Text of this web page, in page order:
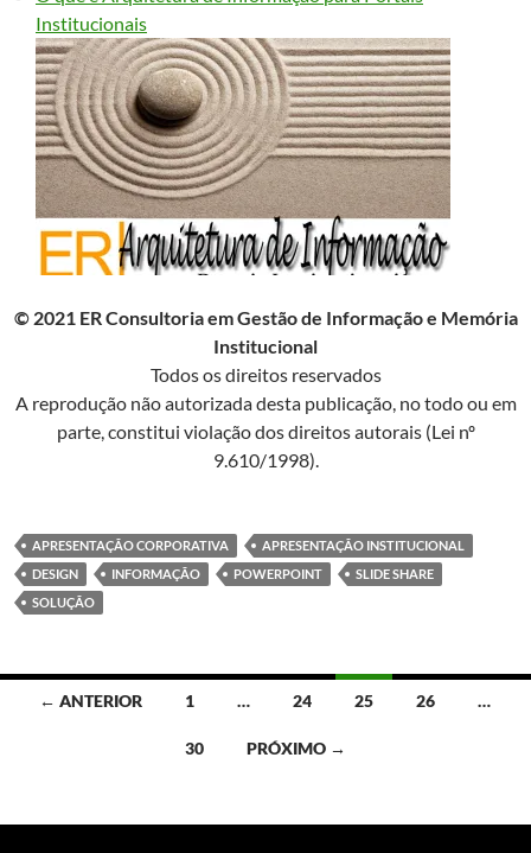
Institucionais
© 2021 ER Consultoria em Gestão de Informação e Memória
Institucional
Todos os direitos reservados
A reprodução não autorizada desta publicação, no todo ou em
parte, constitui violação dos direitos autorais (Lei nº
9.610/1998).
APRESENTAÇÃO CORPORATIVA
APRESENTAÇÃO INSTITUCIONAL
DESIGN
INFORMAÇÃO POWERPOINT
SLIDE SHARE
SOLUÇÃO
Navegação
← ANTERIOR 1 … 24 25 26 …
30 PRÓXIMO →